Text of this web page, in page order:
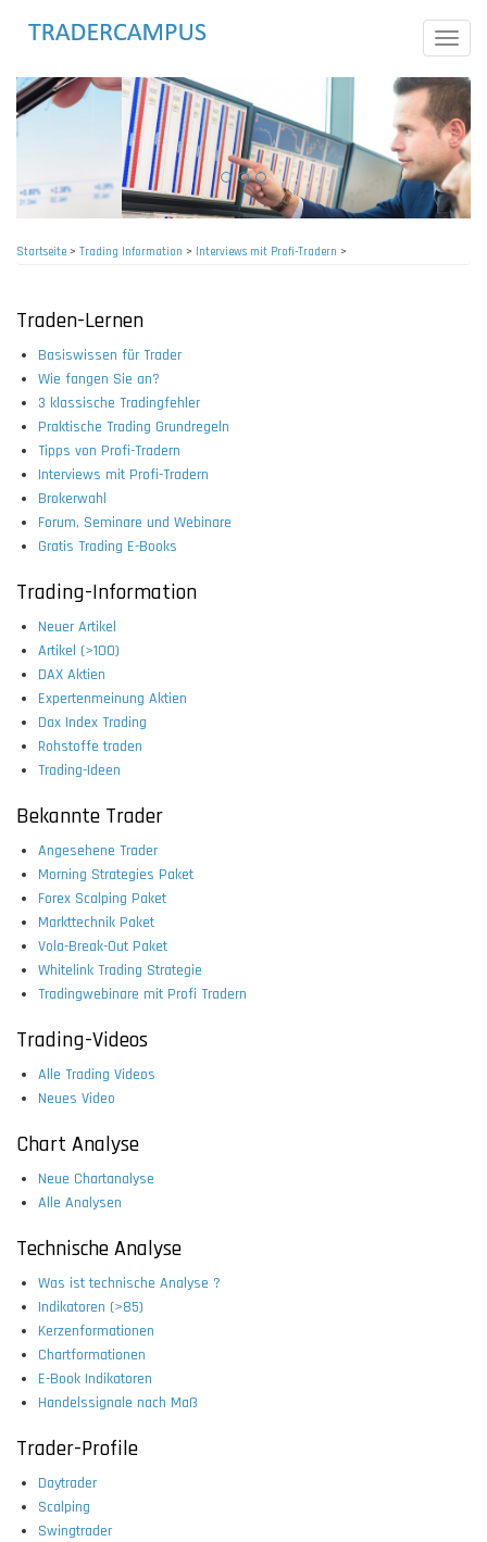
Toggle
Startseite> Trading Information > Interviews mit Profi-Tradern >
Traden-Lernen
Basiswissen für Trader
Wie fangen Sie an?
3 klassische Tradingfehler
Praktische Trading Grundregeln
Tipps von Profi-Tradern
Interviews mit Profi-Tradern
Brokerwahl
Forum, Seminare und Webinare
Gratis Trading E-Books
Trading-Information
Neuer Artikel
Artikel (>100)
DAX Aktien
Expertenmeinung Aktien
Dax Index Trading
Rohstoffe traden
Trading-Ideen
Bekannte Trader
Angesehene Trader
Morning Strategies Paket
Forex Scalping Paket
Markttechnik Paket
Vola-Break-Out Paket
Whitelink Trading Strategie
Tradingwebinare mit Profi Tradern
Trading-Videos
Alle Trading Videos
Neues Video
Chart Analyse
Neue Chartanalyse
Alle Analysen
Technische Analyse
Was ist technische Analyse ?
Indikatoren (>85)
Kerzenformationen
Chartformationen
E-Book Indikatoren
Handelssignale nach Maß
Trader-Profile
Daytrader
Scalping
Swingtrader